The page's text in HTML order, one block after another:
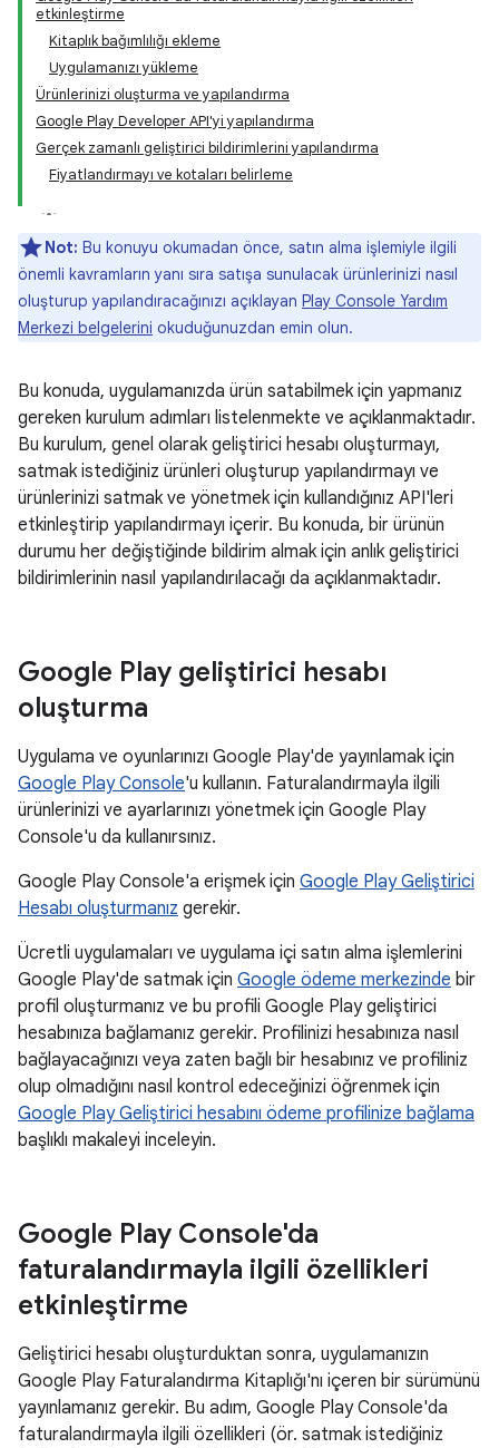
etkinleştirme
Kitaplık bağımlılığı ekleme
Uygulamanızı yükleme
Ürünlerinizi oluşturma ve yapılandırma
Google Play Developer API'yi yapılandırma
Gerçek zamanlı geliştirici bildirimlerini yapılandırma
Fiyatlandırmayı ve kotaları belirleme
Not: Bu konuyu okumadan önce, satın alma işlemiyle ilgili
önemli kavramların yanı sıra satışa sunulacak ürünlerinizi nasıl
oluşturup yapılandıracağınızı açıklayan Play Console Yardım
Merkezi belgelerini okuduğunuzdan emin olun.
Bu konuda, uygulamanızda ürün satabilmek için yapmanız
gereken kurulum adımları listelenmekte ve açıklanmaktadır.
Bu kurulum, genel olarak geliştirici hesabı oluşturmayı,
satmak istediğiniz ürünleri oluşturup yapılandırmayı ve
ürünlerinizi satmak ve yönetmek için kullandığınız API'leri
etkinleştirip yapılandırmayı içerir. Bu konuda, bir ürünün
durumu her değiştiğinde bildirim almak için anlık geliştirici
bildirimlerinin nasıl yapılandırılacağı da açıklanmaktadır.
Google Play geliştirici hesabı
oluşturma
Uygulama ve oyunlarınızı Google Play'de yayınlamak için
Google Play Console'u kullanın. Faturalandırmayla ilgili
ürünlerinizi ve ayarlarınızı yönetmek için Google Play
Console'u da kullanırsınız.
Google Play Console'a erişmek için Google Play Geliştirici
Hesabı oluşturmanız gerekir.
Ücretli uygulamaları ve uygulama içi satın alma işlemlerini
Google Play'de satmak için Google ödeme merkezinde bir
profil oluşturmanız ve bu profili Google Play geliştirici
hesabınıza bağlamanız gerekir. Profilinizi hesabınıza nasıl
bağlayacağınızı veya zaten bağlı bir hesabınız ve profiliniz
olup olmadığını nasıl kontrol edeceğinizi öğrenmek için
Google Play Geliştirici hesabını ödeme profilinize bağlama
başlıklı makaleyi inceleyin.
Google Play Console'da
faturalandırmayla ilgili özellikleri
etkinleştirme
Geliştirici hesabı oluşturduktan sonra, uygulamanızın
Google Play Faturalandırma Kitaplığı'nı içeren bir sürümünü
yayınlamanız gerekir. Bu adım, Google Play Console'da
faturalandırmayla ilgili özellikleri (ör. satmak istediğiniz